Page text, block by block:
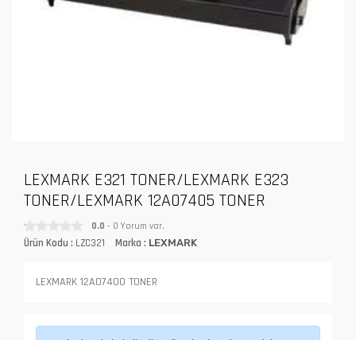
LEXMARK E321 TONER/LEXMARK E323
TONER/LEXMARK 12A07405 TONER
0.0 - 0 Yorum var.
Ürün Kodu : LZC321 Marka : LEXMARK
LEXMARK 12A07400 TONER